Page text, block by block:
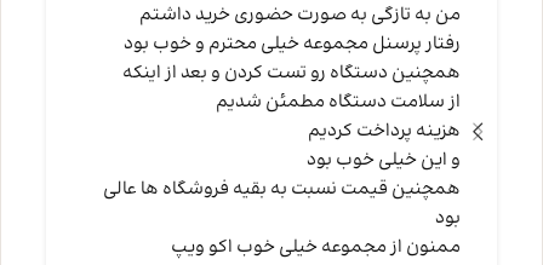
من به تازگی به صورت حضوری خرید داشتم
رفتار پرسنل مجموعه خیلی محترم و خوب بود
همچنین دستگاه رو تست کردن و بعد از اینکه
از سلامت دستگاه مطمئن شدیم
هزینه پرداخت کردیم
و این خیلی خوب بود
همچنین قیمت نسبت به بقیه فروشگاه ها عالی
بود
ممنون از مجموعه خیلی خوب اکو ویپ